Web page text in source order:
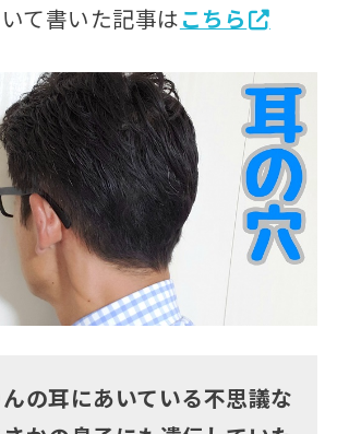
て書いた記事はこちら
の耳にあいている不思議な